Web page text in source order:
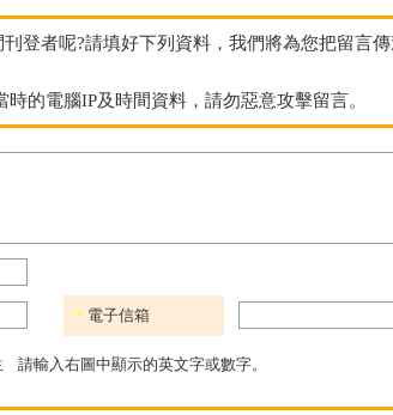
登者呢?請填好下列資料，我們將為您把留言傳
的電腦IP及時間資料，請勿惡意攻擊留言。
* 電子信箱
請輸入右圖中顯示的英文字或數字。